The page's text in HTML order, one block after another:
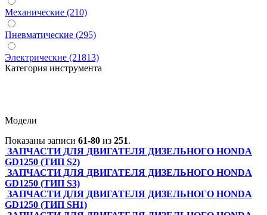
Механические (210)
Пневматические (295)
Электрические (21813)
Категория инструмента
Модели
Показаны записи 61-80 из 251.
ЗАПЧАСТИ ДЛЯ ДВИГАТЕЛЯ ДИЗЕЛЬНОГО HONDA
GD1250 (ТИП S2)
ЗАПЧАСТИ ДЛЯ ДВИГАТЕЛЯ ДИЗЕЛЬНОГО HONDA
GD1250 (ТИП S3)
ЗАПЧАСТИ ДЛЯ ДВИГАТЕЛЯ ДИЗЕЛЬНОГО HONDA
GD1250 (ТИП SH1)